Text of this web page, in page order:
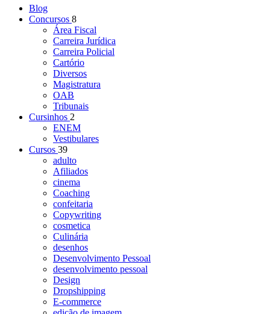
Blog
Concursos 8
Área Fiscal
Carreira Jurídica
Carreira Policial
Cartório
Diversos
Magistratura
OAB
Tribunais
Cursinhos 2
ENEM
Vestibulares
Cursos 39
adulto
Afiliados
cinema
Coaching
confeitaria
Copywriting
cosmetica
Culinária
desenhos
Desenvolvimento Pessoal
desenvolvimento pessoal
Design
Dropshipping
E-commerce